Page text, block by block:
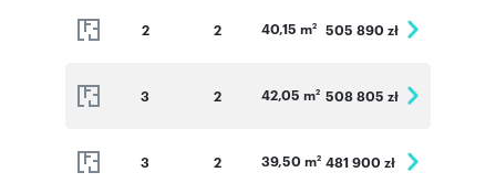
2 2 40,15 m2 505 890 zł
3 2 42,05 m2 508 805 zł
3 2 39,50 m2 481 900 zł